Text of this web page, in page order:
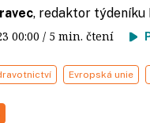
, redaktor týdeníku
00:00 / 5 min. čtení
Evropská unie